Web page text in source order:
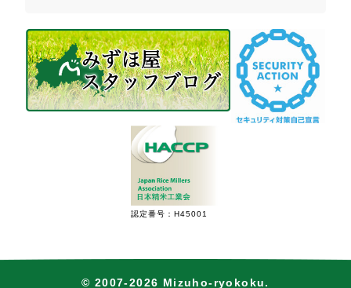
認定番号：H45001
© 2007-2026 Mizuho-ryokoku.